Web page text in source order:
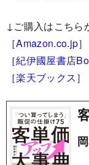
↓ご購入はこちら
［Amazon.co.jp］
［紀伊國屋書店
［楽天ブックス］